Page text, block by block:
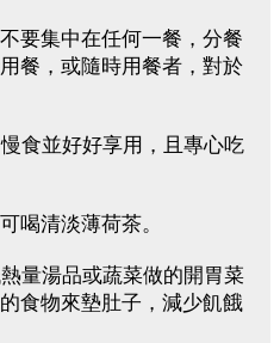
要集中在任何一餐，分餐
餐，或隨時用餐者，對於
食並好好享用，且專心吃
喝清淡薄荷茶。
量湯品或蔬菜做的開胃菜
食物來墊肚子，減少飢餓